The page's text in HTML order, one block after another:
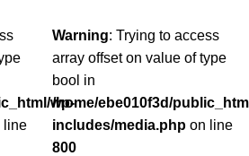
wp-
line
Warning: Trying to access
array offset on value of type
bool in
/home/ebe010f3d/
includes/media.php on line
800